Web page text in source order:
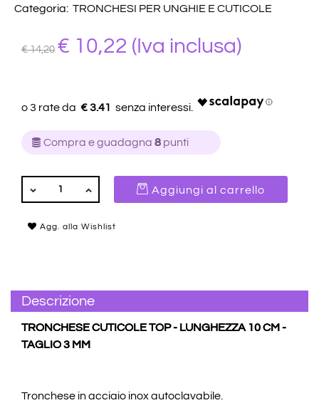
Categoria: TRONCHESI PER UNGHIE E CUTICOLE
€ 14,20 € 10,22 (Iva inclusa)
€ 3.41
Compra e guadagna 8 punti
QUANTITÀ
Aggiungi al carrello
Agg. alla Wishlist
Descrizione
TRONCHESE CUTICOLE TOP - LUNGHEZZA 10 CM -
TAGLIO 3 MM
Tronchese in acciaio inox autoclavabile.